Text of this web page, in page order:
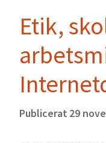
Etik,
Publicerat 29